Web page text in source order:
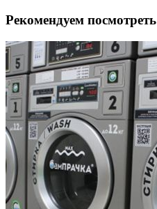
Рекомендуем посмотреть